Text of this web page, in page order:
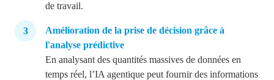
de travail.
Amélioration de la prise de décision grâce à
l'analyse prédictive
En analysant des quantités massives de données en
temps réel, l’IA agentique peut fournirdes informations